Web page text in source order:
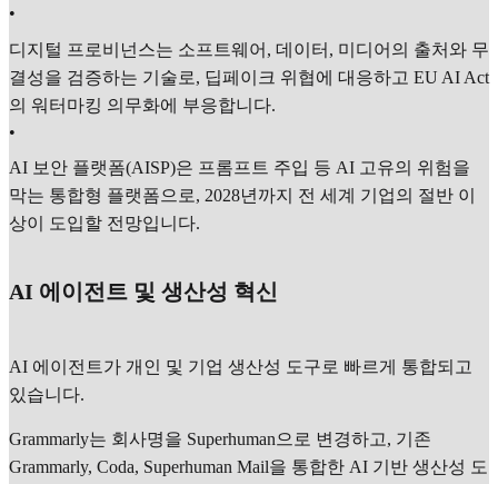
•
디지털 프로비넌스는 소프트웨어, 데이터, 미디어의 출처와 무
결성을 검증하는 기술로, 딥페이크 위협에 대응하고 EU AI Act
의 워터마킹 의무화에 부응합니다.
•
AI 보안 플랫폼(AISP)은 프롬프트 주입 등 AI 고유의 위험을
막는 통합형 플랫폼으로, 2028년까지 전 세계 기업의 절반 이
상이 도입할 전망입니다.
AI 에이전트 및 생산성 혁신
AI 에이전트가 개인 및 기업 생산성 도구로 빠르게 통합되고
있습니다.
Grammarly는 회사명을 Superhuman으로 변경하고, 기존
Grammarly, Coda, Superhuman Mail을 통합한 AI 기반 생산성 도